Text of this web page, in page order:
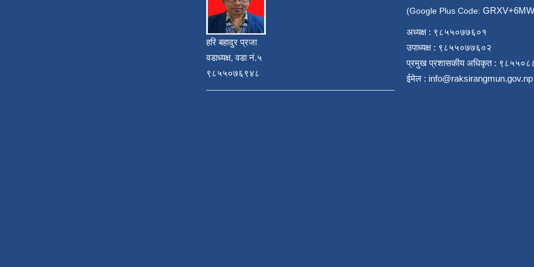
हरि बहादुर प्रजा
वडाध्यक्ष, वडा नं.५
९८५५०७६९४८
(Google Plus Code:
अध्यक्ष : ९८५५०७७६०१
उपाध्यक्ष : ९८५५०७७६०२
प्रमुख प्रशासकीय अधिकृत :
ईमेल : info@raksirangmun.gov.np